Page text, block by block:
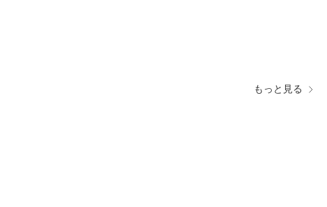
もっと見る